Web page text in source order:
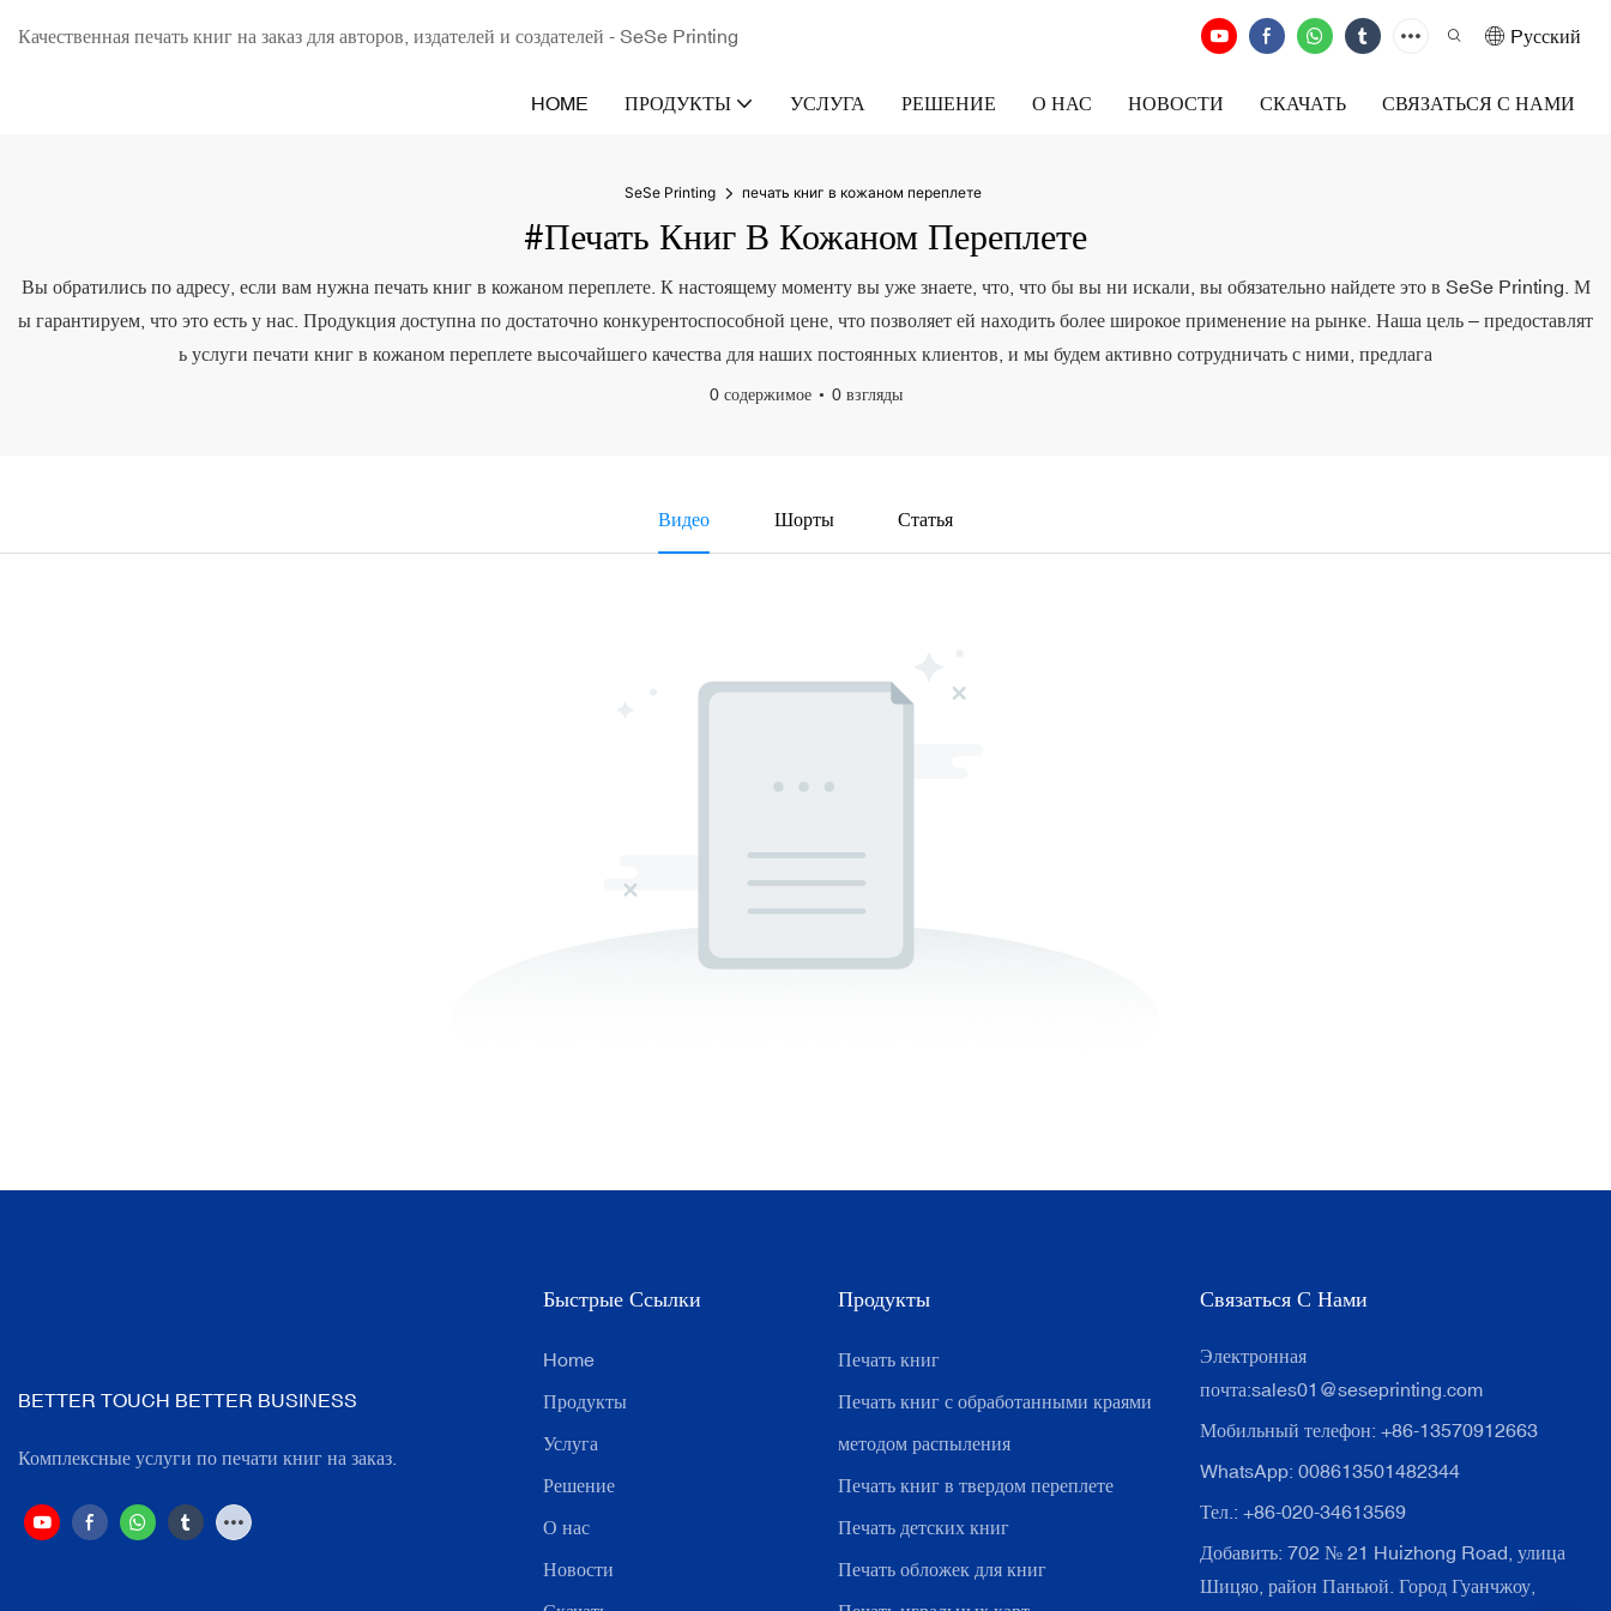
Качественная печать книг на заказ для авторов, издателей и создателей - SeSe Printing Pусский
HOME ПРОДУКТЫ УСЛУГА РЕШЕНИЕ О НАС НОВОСТИ СКАЧАТЬ СВЯЗАТЬСЯ С НАМИ
SeSe Printing печать книг в кожаном переплете
#печать Книг В Кожаном Переплете
Вы обратились по адресу, если вам нужна печать книг в кожаном переплете. К настоящему моменту вы уже знаете, что, что бы вы ни искали, вы обязательно найдете это в SeSe Printing. М
ы гарантируем, что это есть у нас. Продукция доступна по достаточно конкурентоспособной цене, что позволяет ей находить более широкое применение на рынке. Наша цель – предоставлят
ь услуги печати книг в кожаном переплете высочайшего качества для наших постоянных клиентов, и мы будем активно сотрудничать с ними, предлага
0 содержимое 0 взгляды
Видео Шорты Статья
BETTER TOUCH BETTER BUSINESS
Комплексные услуги по печати книг на заказ.
Быстрые Ссылки
Home
Продукты
Услуга
Решение
О нас
Новости
Продукты
Печать книг
Печать книг с обработанными краями
методом распыления
Печать книг в твердом переплете
Печать детских книг
Печать обложек для книг
Связаться С Нами
Электронная
почта:sales01@seseprinting.com
Мобильный телефон: +86-13570912663
WhatsApp: 008613501482344
Тел.: +86-020-34613569
Добавить: 702 № 21 Huizhong Road, улица
Шицяо, район Паньюй. Город Гуанчжоу,